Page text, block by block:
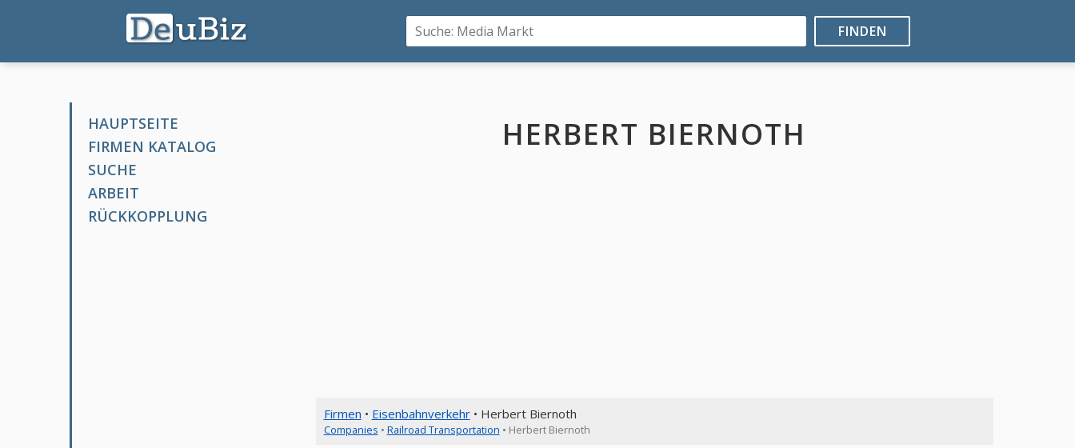
FINDEN
HAUPTSEITE
FIRMEN KATALOG
SUCHE
ARBEIT
RÜCKKOPPLUNG
HERBERT BIERNOTH
Firmen • Eisenbahnverkehr• Herbert Biernoth
Companies • Railroad Transportation • Herbert Biernoth